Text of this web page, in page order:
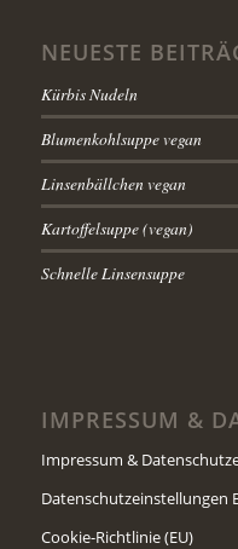
NEUESTE
Kürbis Nudeln
Blumenkohlsuppe vegan
Linsenbällchen vegan
Kartoffelsuppe (vegan)
Schnelle Linsensuppe
IMPRESSUM &
Impressum &
Datenschutzeinstellungen
Cookie-Richtlinie (EU)